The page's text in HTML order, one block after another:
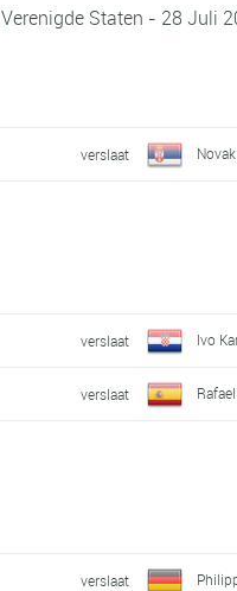
Verenigde Staten - 28 Juli
verslaat
verslaat Ivo
verslaat
verslaat